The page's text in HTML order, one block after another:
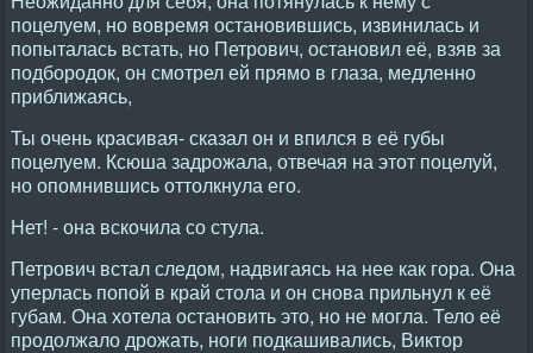
поцелуем, но вовремя остановившись, извинилась и
попыталась встать, но Петрович, остановил её, взяв за
подбородок, он смотрел ей прямо в глаза, медленно
приближаясь,
Ты очень красивая- сказал он и впился в её губы
поцелуем. Ксюша задрожала, отвечая на этот поцелуй,
но опомнившись оттолкнула его.
Нет! - она вскочила со стула.
Петрович встал следом, надвигаясь на нее как гора. Она
уперлась попой в край стола и он снова прильнул к её
губам. Она хотела остановить это, но не могла. Тело её
продолжало дрожать, ноги подкашивались, Виктор